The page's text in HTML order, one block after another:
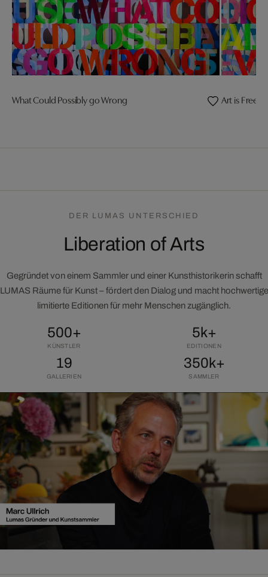
What Could Possibly go Wrong Art is
DER LUMAS UNTERSCHIED
Liberation of Arts
Gegründet von einem Sammler und einer Kunsthistorikerin schafft
LUMAS Räume für Kunst – fördert den Dialog und macht hochwertige
limitierte Editionen für mehr Menschen zugänglich.
500+
KÜNSTLER
5k+
EDITIONEN
19
GALLERIEN
350k+
SAMMLER